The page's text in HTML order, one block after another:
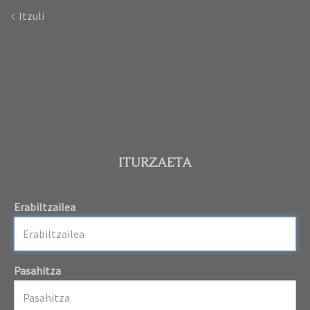
Itzuli
ITURZAETA
Erabiltzailea
Pasahitza